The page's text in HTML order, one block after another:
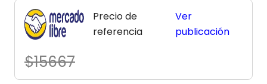
Precio de
referencia
$15667
Ver
publicación